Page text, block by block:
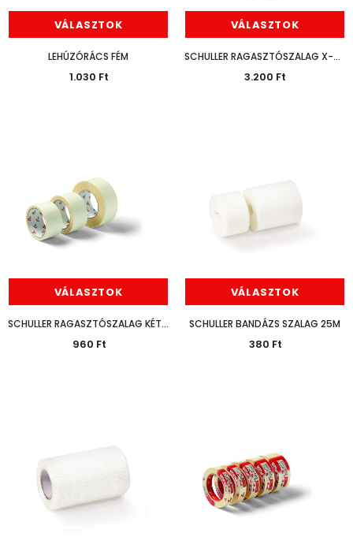
VÁLASZTOK
LEHÚZÓRÁCS FÉM
1.030 Ft
VÁLASZTOK
SCHULLER RAGASZTÓSZALAG X-WAY 50M
3.200 Ft
VÁLASZTOK
SCHULLER RAGASZTÓSZALAG KÉTOLDALAS DUO TAPE 5CM
960 Ft
VÁLASZTOK
SCHULLER BANDÁZS SZALAG 25M
380 Ft